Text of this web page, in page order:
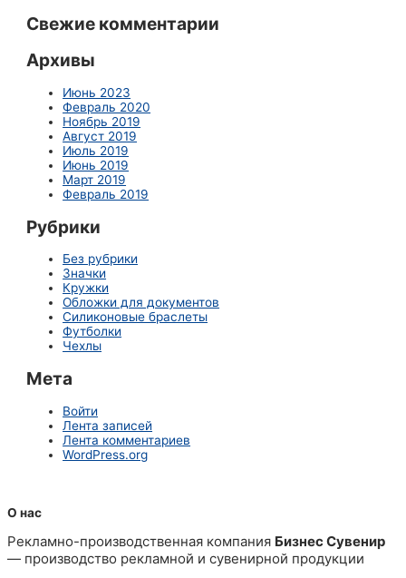
Свежие комментарии
Архивы
Июнь 2023
Февраль 2020
Ноябрь 2019
Август 2019
Июль 2019
Июнь 2019
Март 2019
Февраль 2019
Рубрики
Без рубрики
Значки
Кружки
Обложки для документов
Силиконовые браслеты
Футболки
Чехлы
Мета
Войти
Лента записей
Лента комментариев
WordPress.org
О нас
Рекламно-производственная компания Бизнес Сувенир
— производство рекламной и сувенирной продукции